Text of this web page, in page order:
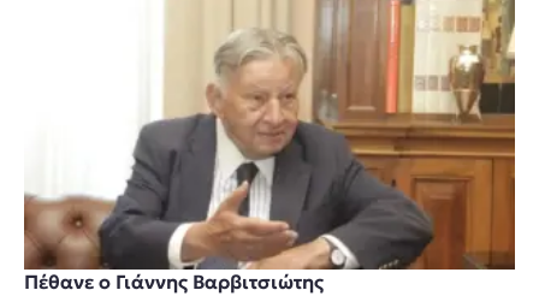
Πέθανε ο Γιάννης Βαρβιτσιώτης